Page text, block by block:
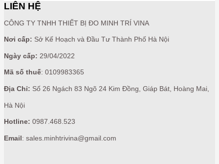
LIÊN HỆ
CÔNG TY TNHH THIẾT BỊ ĐO MINH TRÍ VINA
Nơi cấp: Sở Kế Hoạch và Đầu Tư Thành Phố Hà Nội
Ngày cấp: 29/04/2022
Mã số thuế: 0109983365
Địa Chỉ: Số 26 Ngách 83 Ngõ 24 Kim Đồng, Giáp Bát, Hoàng Mai,
Hà Nội
Hotline: 0987.468.523
Email : sales.minhtrivina@gmail.com